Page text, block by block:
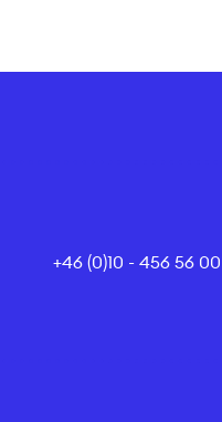
+46 (0)10 - 456 56 00